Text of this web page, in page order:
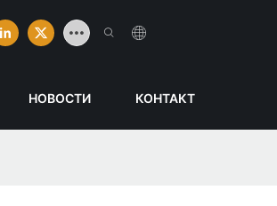
НОВОСТИ КОНТАКТ